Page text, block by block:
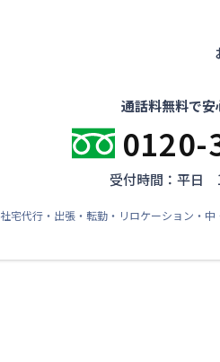
通話料無料で安
0120-
受付時間：平日
社宅代行・出張・転勤・リロケーション・